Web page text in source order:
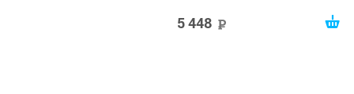
5 448